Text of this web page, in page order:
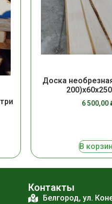
Доска
6 500,00
В
Контакты
Белгород, ул.